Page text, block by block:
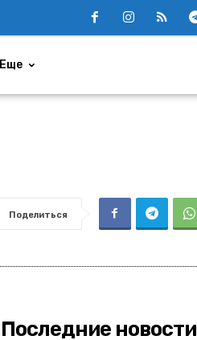
Еще
Поделиться
Последние новости